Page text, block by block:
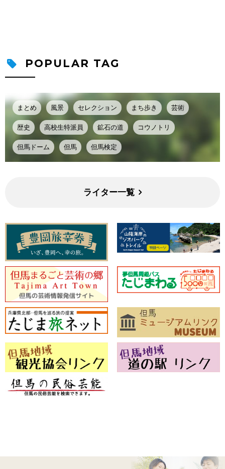
POPULAR TAG
まとめ 風景 セレクション まち歩き 芸術
歴史 高校生特派員 鉱石の道 コウノトリ
但馬ドーム 但馬 但馬検定
ライター一覧